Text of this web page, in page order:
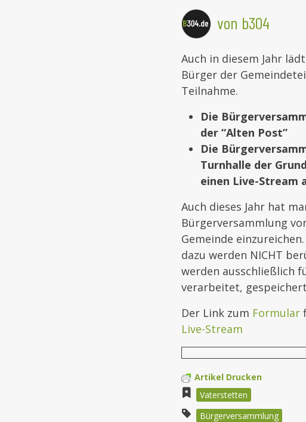
von b304
Auch in diesem Jahr
Bürger der
Teilnahme.
Die
der “Alten Post”
Die
Turnhalle der
einen Live-Stream
Auch dieses Jahr hat
Bürgerversammlung
Gemeinde
dazu werden NICHT
werden ausschließlich
verarbeitet,
Der Link zum Formular
Live-Stream
Artikel Drucken
Vaterstetten
Bürgerversammlung